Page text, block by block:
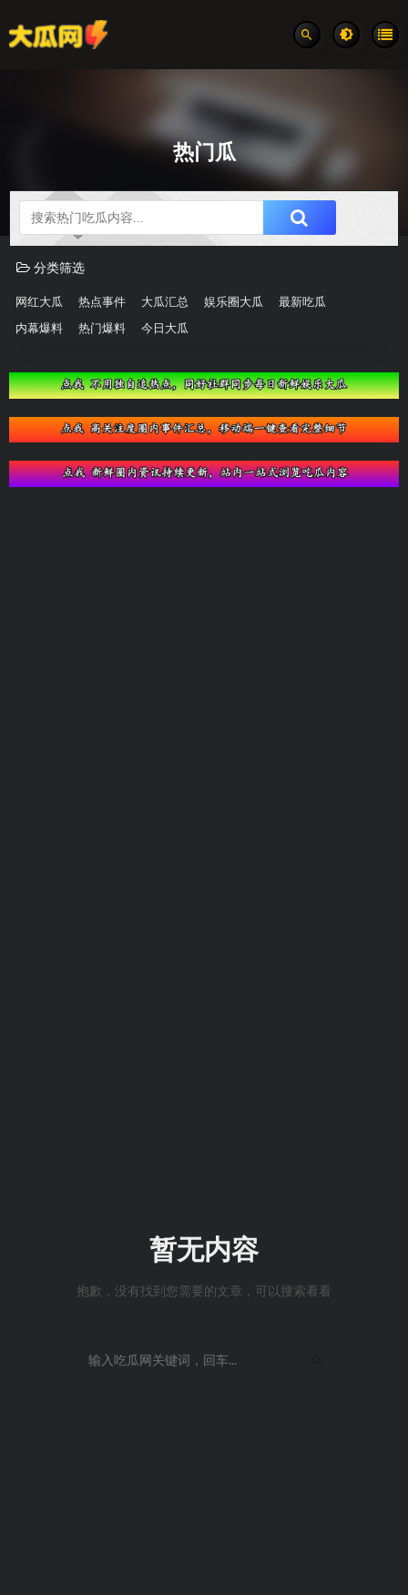
热门瓜
吃瓜分类速览
分类筛选
网红大瓜 热点事件 大瓜汇总 娱乐圈大瓜 最新吃瓜
内幕爆料 热门爆料 今日大瓜
暂无内容
抱歉，没有找到您需要的文章，可以搜索看看